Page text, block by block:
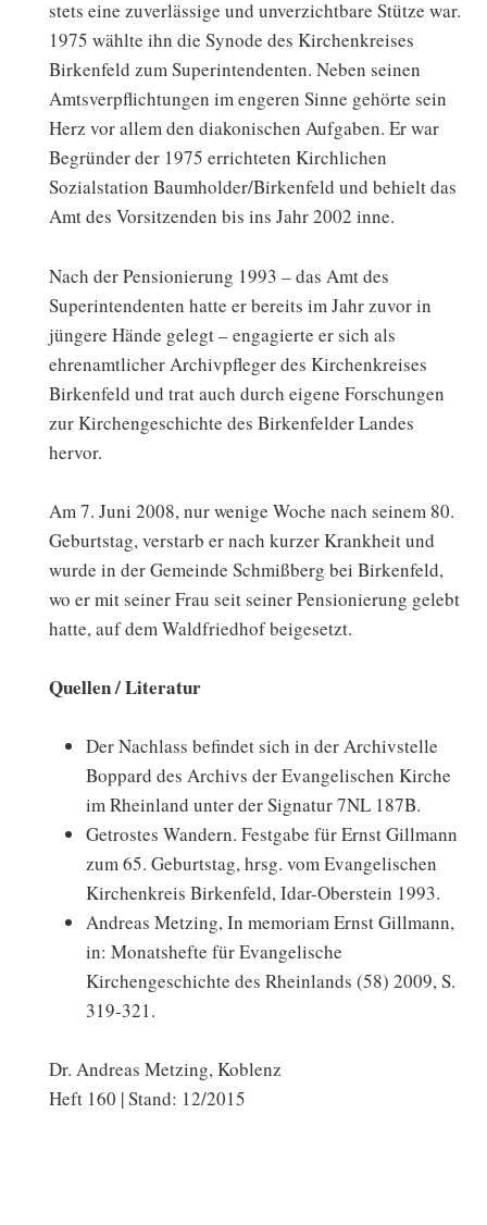
stets eine zuverlässige und unverzichtbare Stütze war.
1975 wählte ihn die Synode des Kirchenkreises
Birkenfeld zum Superintendenten. Neben seinen
Amtsverpflichtungen im engeren Sinne gehörte sein
Herz vor allem den diakonischen Aufgaben. Er war
Begründer der 1975 errichteten Kirchlichen
Sozialstation Baumholder/Birkenfeld und behielt das
Amt des Vorsitzenden bis ins Jahr 2002 inne.
Nach der Pensionierung 1993 – das Amt des
Superintendenten hatte er bereits im Jahr zuvor in
jüngere Hände gelegt – engagierte er sich als
ehrenamtlicher Archivpfleger des Kirchenkreises
Birkenfeld und trat auch durch eigene Forschungen
zur Kirchengeschichte des Birkenfelder Landes
hervor.
Am 7. Juni 2008, nur wenige Woche nach seinem 80.
Geburtstag, verstarb er nach kurzer Krankheit und
wurde in der Gemeinde Schmißberg bei Birkenfeld,
wo er mit seiner Frau seit seiner Pensionierung gelebt
hatte, auf dem Waldfriedhof beigesetzt.
Quellen / Literatur
Der Nachlass befindet sich in der Archivstelle
Boppard des Archivs der Evangelischen Kirche
im Rheinland unter der Signatur 7NL 187B.
Getrostes Wandern. Festgabe für Ernst Gillmann
zum 65. Geburtstag, hrsg. vom Evangelischen
Kirchenkreis Birkenfeld, Idar-Oberstein 1993.
Andreas Metzing, In memoriam Ernst Gillmann,
in: Monatshefte für Evangelische
Kirchengeschichte des Rheinlands (58) 2009, S.
319-321.
Dr. Andreas Metzing, Koblenz
Heft 160 | Stand: 12/2015